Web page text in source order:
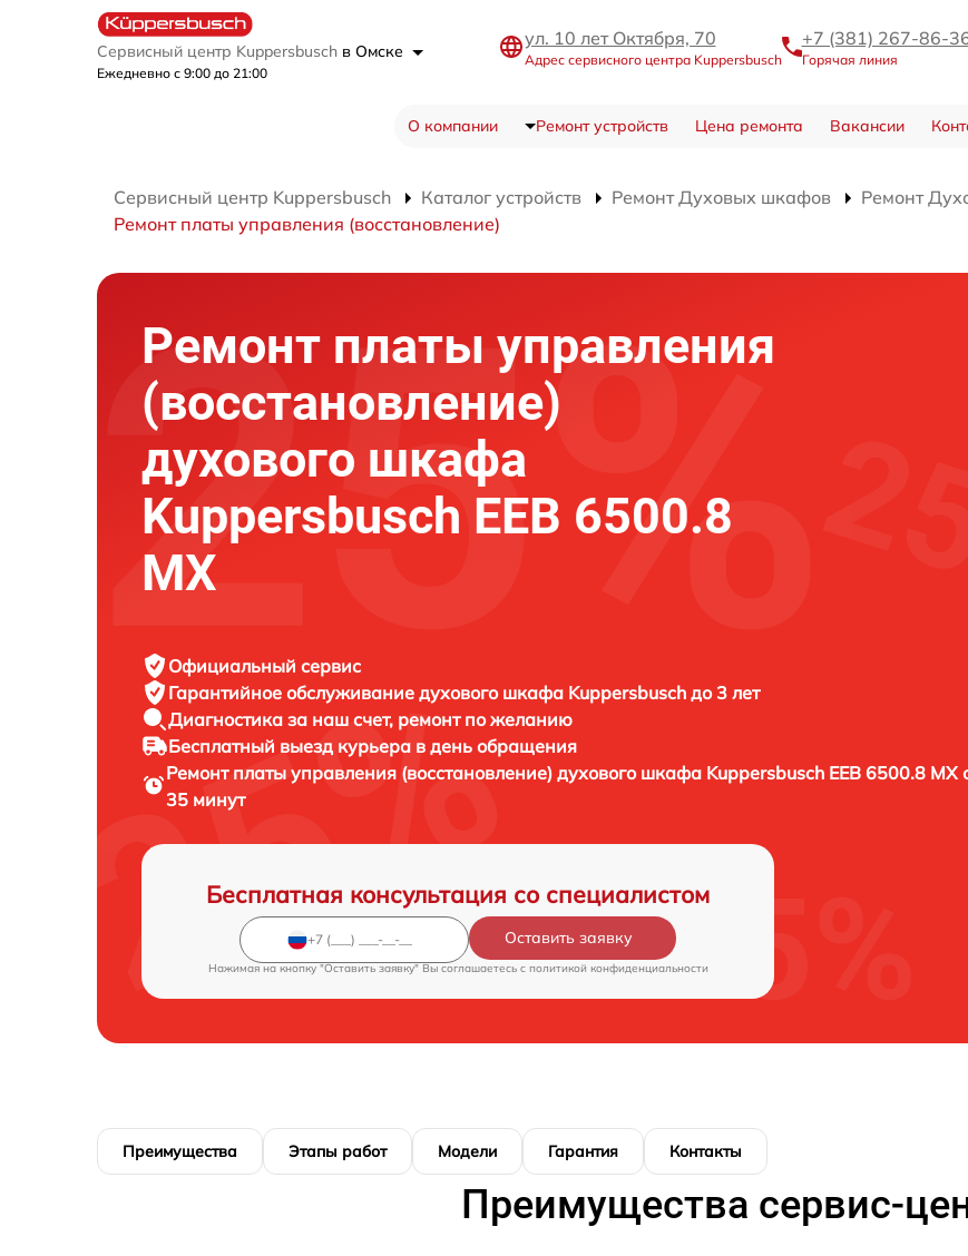
Сервисный центр Kuppersbusch в Омске
Ежедневно с 9:00 до 21:00
ул. 10 лет Октября, 70
Адрес сервисного центра Kuppersbusch
+7 (381) 267-86-
Горячая линия
О компании Ремонт устройств Цена ремонта Вакансии
Сервисный центр Kuppersbusch Каталог устройств Ремонт Духовых шкафов
Ремонт
Ремонт платы управления (восстановление)
Ремонт платы управления
(восстановление)
духового шкафа
Kuppersbusch EEB 6500.8
MX
Официальный сервис
Гарантийное обслуживание духового шкафа Kuppersbusch до 3 лет
Диагностика за наш счет, ремонт по желанию
Бесплатный выезд курьера в день обращения
Ремонт платы управления (восстановление) духового шкафа Kuppersbusch EEB 6500.8 MX
35 минут
Бесплатная консультация со специалистом
Оставить заявку
Нажимая на кнопку "Оставить заявку" Вы соглашаетесь c политикой конфиденциальности
Преимущества Этапы работ Модели Гарантия Контакты
Преимущества сервис-